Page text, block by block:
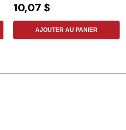
10,07 $
AJOUTER AU PANIER